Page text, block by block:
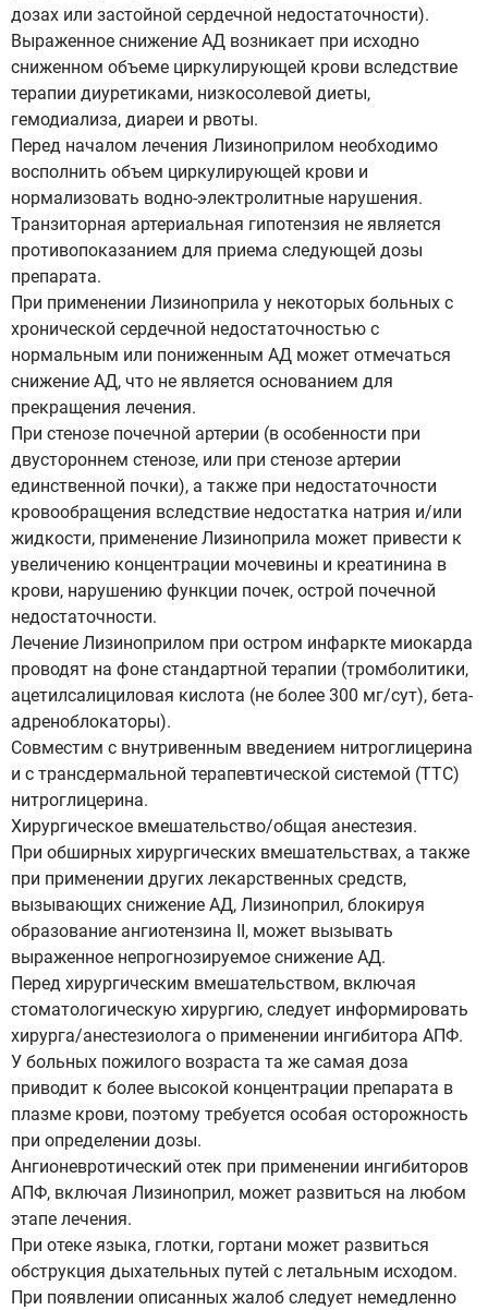
дозах или застойной сердечной недостаточности).
Выраженное снижение АД возникает при исходно
сниженном объеме циркулирующей крови вследствие
терапии диуретиками, низкосолевой диеты,
гемодиализа, диареи и рвоты.
Перед началом лечения Лизиноприлом необходимо
восполнить объем циркулирующей крови и
нормализовать водно-электролитные нарушения.
Транзиторная артериальная гипотензия не является
противопоказанием для приема следующей дозы
препарата.
При применении Лизиноприла у некоторых больных с
хронической сердечной недостаточностью с
нормальным или пониженным АД может отмечаться
снижение АД, что не является основанием для
прекращения лечения.
При стенозе почечной артерии (в особенности при
двустороннем стенозе, или при стенозе артерии
единственной почки), а также при недостаточности
кровообращения вследствие недостатка натрия и/или
жидкости, применение Лизиноприла может привести к
увеличению концентрации мочевины и креатинина в
крови, нарушению функции почек, острой почечной
недостаточности.
Лечение Лизиноприлом при остром инфаркте миокарда
проводят на фоне стандартной терапии (тромболитики,
ацетилсалициловая кислота (не более 300 мг/сут), бета-
адреноблокаторы).
Совместим с внутривенным введением нитроглицерина
и с трансдермальной терапевтической системой (ТТС)
нитроглицерина.
Хирургическое вмешательство/общая анестезия.
При обширных хирургических вмешательствах, а также
при применении других лекарственных средств,
вызывающих снижение АД, Лизиноприл, блокируя
образование ангиотензина II, может вызывать
выраженное непрогнозируемое снижение АД.
Перед хирургическим вмешательством, включая
стоматологическую хирургию, следует информировать
хирурга/анестезиолога о применении ингибитора АПФ.
У больных пожилого возраста та же самая доза
приводит к более высокой концентрации препарата в
плазме крови, поэтому требуется особая осторожность
при определении дозы.
Ангионевротический отек при применении ингибиторов
АПФ, включая Лизиноприл, может развиться на любом
этапе лечения.
При отеке языка, глотки, гортани может развиться
обструкция дыхательных путей с летальным исходом.
При появлении описанных жалоб следует немедленно